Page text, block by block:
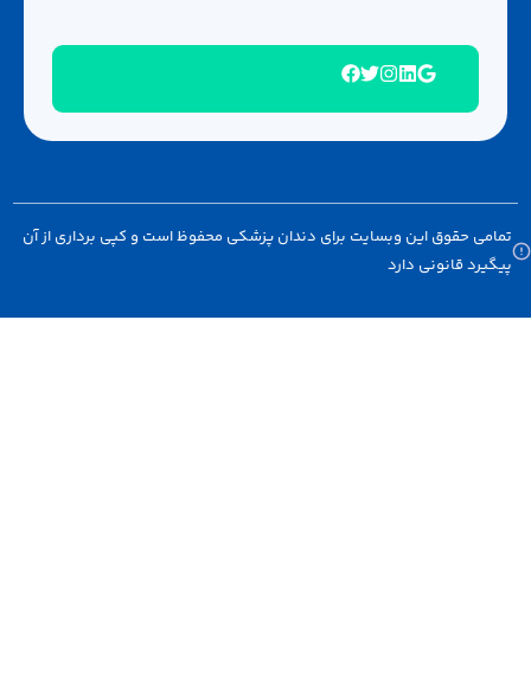
حقوق این وبسایت برای دندان پزشکی محفوظ است و کپی برداری از آن
قانونی دارد